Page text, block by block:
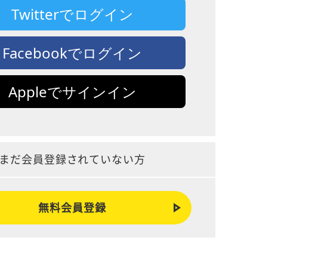
Twitterでログイン
Facebookでログイン
Appleでサインイン
まだ会員登録されていない方
無料会員登録